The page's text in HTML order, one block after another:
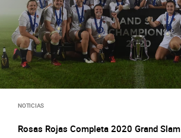
NOTICIAS
Rosas Rojas Completa 2020 Grand Slam